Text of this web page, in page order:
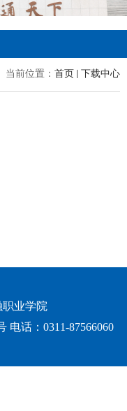
当前位置： 首页 下载中心
业学院
电话：0311-87566060